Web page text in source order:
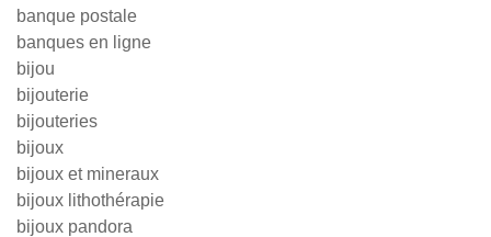
banque postale
banques en ligne
bijou
bijouterie
bijouteries
bijoux
bijoux et mineraux
bijoux lithothérapie
bijoux pandora